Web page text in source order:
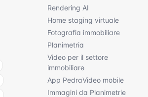
Rendering AI
Home staging virtuale
Fotografia immobiliare
Planimetria
Video per il settore
immobiliare
App PedraVideo mobile
Immagini da Planimetrie